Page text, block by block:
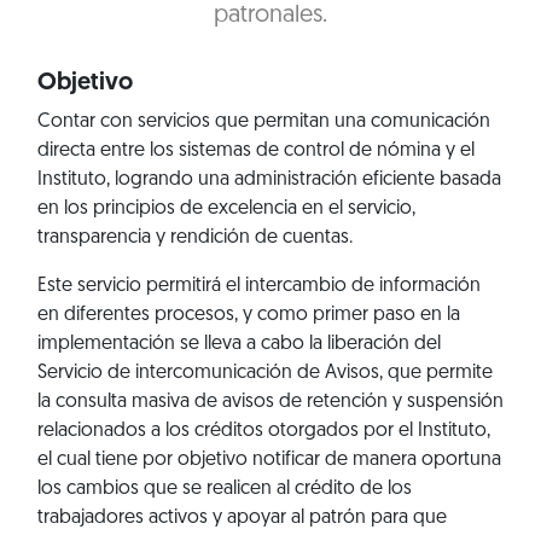
patronales.
Objetivo
Contar con servicios que permitan una comunicación
directa entre los sistemas de control de nómina y el
Instituto, logrando una administración eficiente basada
en los principios de excelencia en el servicio,
transparencia y rendición de cuentas.
Este servicio permitirá el intercambio de información
en diferentes procesos, y como primer paso en la
implementación se lleva a cabo la liberación del
Servicio de intercomunicación de Avisos, que permite
la consulta masiva de avisos de retención y suspensión
relacionados a los créditos otorgados por el Instituto,
el cual tiene por objetivo notificar de manera oportuna
los cambios que se realicen al crédito de los
trabajadores activos y apoyar al patrón para que